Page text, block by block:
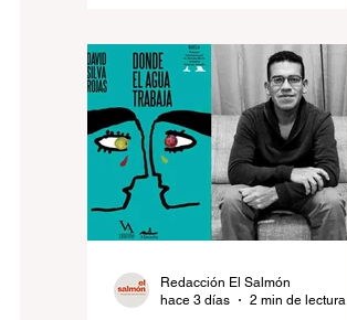
Redacción El Salmón
hace 3 días
2 min de lectura